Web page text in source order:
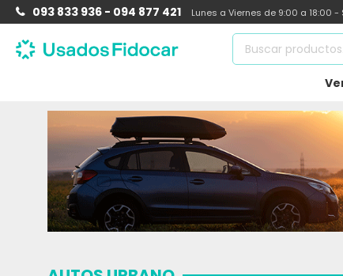
093 833 936 - 094 877 421 Lunes a Viernes de 9:00 a 18:00